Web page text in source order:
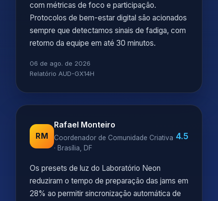
com métricas de foco e participação.
Protocolos de bem-estar digital são acionados
sempre que detectamos sinais de fadiga, com
retorno da equipe em até 30 minutos.
06 de ago. de 2026
Relatório AUD-GX14H
RM
Rafael Monteiro
Coordenador de Comunidade Criativa
· Brasília, DF
4.5
Os presets de luz do Laboratório Neon
reduziram o tempo de preparação das jams em
28% ao permitir sincronização automática de